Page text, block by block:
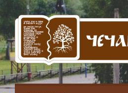
Skip
content
Skip
left
sidebar
Skip
footer